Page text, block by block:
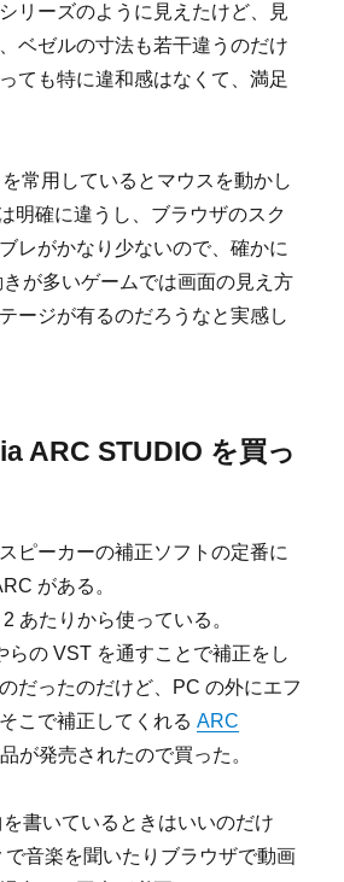
リーズのように見えたけど、見
ベゼルの寸法も若干違うのだけ
ても特に違和感はなくて、満足
常用しているとマウスを動かし
明確に違うし、ブラウザのスク
レがかなり少ないので、確かに
が多いゲームでは画面の見え方
ージが有るのだろうなと実感し
ARC STUDIO を買っ
ピーカーの補正ソフトの定番に
がある。
あたりから使っている。
らの VST を通すことで補正をし
だったのだけど、PC の外にエフ
こで補正してくれるARC
が発売されたので買った。
書いているときはいいのだけ
で音楽を聞いたりブラウザで動画